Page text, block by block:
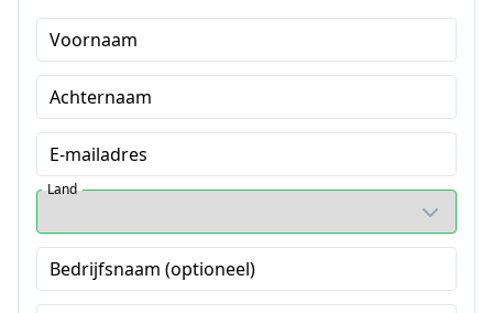
Voornaam
Achternaam
E-mailadres
Land
Bedrijfsnaam (optioneel)